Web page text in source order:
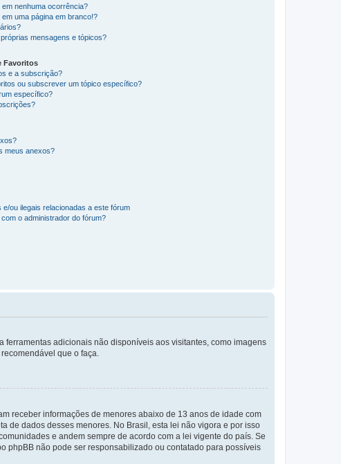
nenhuma ocorrência?
uma página em branco!?
mensagens e tópicos?
Favoritos
e a subscrição?
ou subscrever um tópico específico?
específico?
meus anexos?
ou ilegais relacionadas a este fórum
o administrador do fórum?
adicionais não disponíveis aos visitantes, como imagens
que o faça.
receber informações de menores abaixo de 13 anos de idade com
de dados desses menores. No Brasil, esta lei não vigora e por isso
e andem sempre de acordo com a lei vigente do país. Se
phpBB não pode ser responsabilizado ou contatado para possíveis